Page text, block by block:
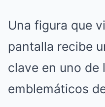
Una figura que
pantalla recibe
clave en uno de
emblemáticos